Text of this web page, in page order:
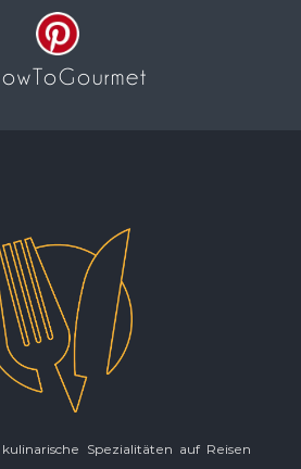
Spezialitäten auf Reisen